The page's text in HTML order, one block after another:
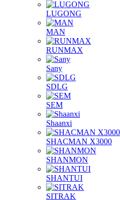
LUGONG
MAN
RUNMAX
Sany
SDLG
SEM
Shaanxi
SHACMAN X3000
SHANMON
SHANTUI
SITRAK